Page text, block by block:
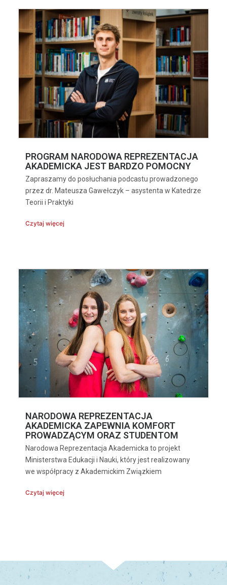
PROGRAM NARODOWA REPREZENTACJA
AKADEMICKA JEST BARDZO POMOCNY
Zapraszamy do posłuchania podcastu prowadzonego
przez dr. Mateusza Gawełczyk – asystenta w Katedrze
Teorii i Praktyki
Czytaj więcej
NARODOWA REPREZENTACJA
AKADEMICKA ZAPEWNIA KOMFORT
PROWADZĄCYM ORAZ STUDENTOM
Narodowa Reprezentacja Akademicka to projekt
Ministerstwa Edukacji i Nauki, który jest realizowany
we współpracy z Akademickim Związkiem
Czytaj więcej